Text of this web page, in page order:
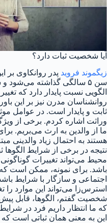
آیا شخصیت ثبات دارد؟
زیگموند فروید پدر روانکاوی بر
سن ۵ سالگی گذاشته
الگویی نسبت پایدار دارد که
روانشناسان مدرن نیز بر این
ثابت و پایدار است. در عوامل
وراثت اشاره کردم. برخی از
ما از والدین به ارث می‌بریم.
هستند به احتمال زیاد والدینی
نتیجه در برخی از شرایط الگوها
محیط می‌تواند تغییرات
باشد. برای نمونه، ممکن است
اجتماعی و سازگار با شرایط
استرس‌زا می‌تواند این موارد را
شخصیت گفتم، الگوها، قابل
که ما انتظار داریم فرد در
این به معنی همان ثباتی است